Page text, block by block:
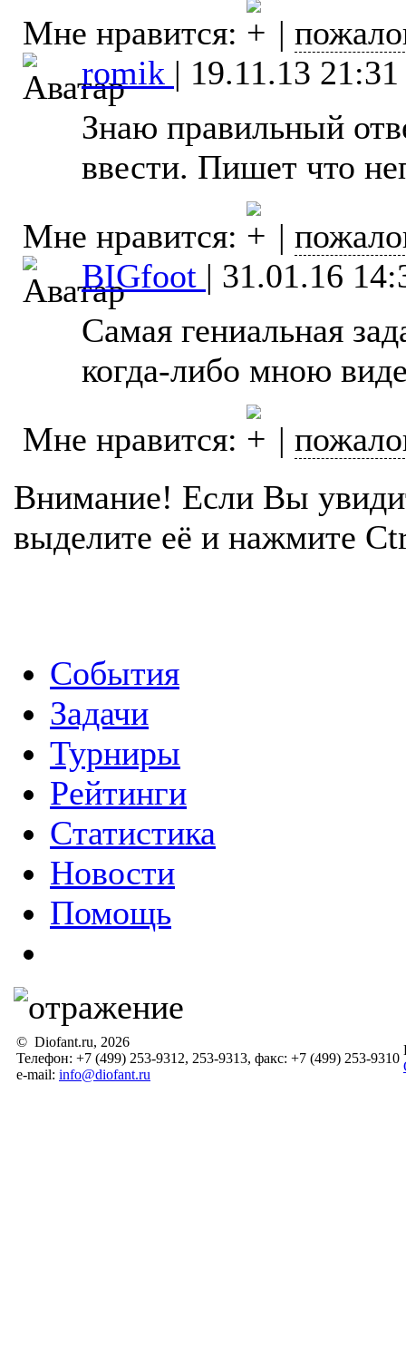
Мне нравится:
|
romik | 19.11.13 21:31
Знаю правильный
ввести. Пишет что
Мне нравится:
|
BIGfoot | 31.01.16
Самая гениальная
когда-либо мною
Мне нравится:
|
Внимание! Если Вы
выделите её и нажмите
События
Задачи
Турниры
Рейтинги
Статистика
Новости
Помощь
© Diofant.ru, 2026
Телефон: +7 (499) 253-9312, 253-9313, факс: +7 (499) 253-9310
e-mail: info@diofant.ru